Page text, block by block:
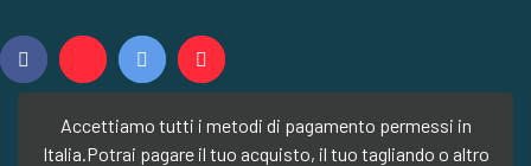
Accettiamo tutti i metodi di pagamento permessi in
Italia.Potrai pagare il tuo acquisto, il tuo tagliando o altro